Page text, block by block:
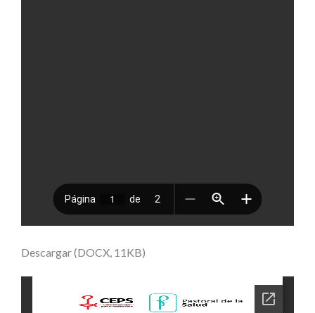
Descargar (DOCX, 11KB)